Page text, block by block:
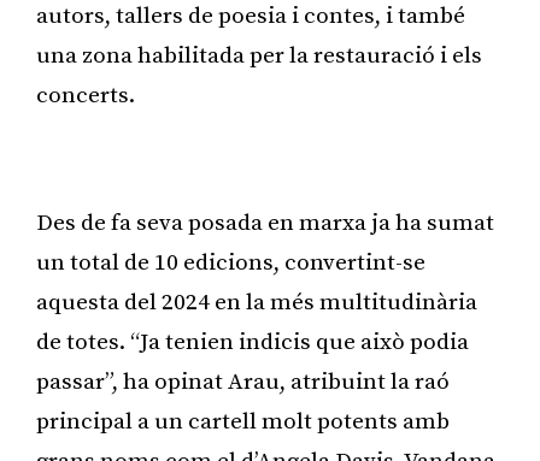
autors, tallers de poesia i contes, i també
una zona habilitada per la restauració i els
concerts.
Des de fa seva posada en marxa ja ha sumat
un total de 10 edicions, convertint-se
aquesta del 2024 en la més multitudinària
de totes. “Ja tenien indicis que això podia
passar”, ha opinat Arau, atribuint la raó
principal a un cartell molt potents amb